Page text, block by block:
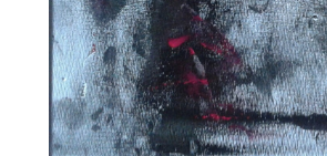
Etienne Hayem
GTAO Community
GRETT
Thematiques